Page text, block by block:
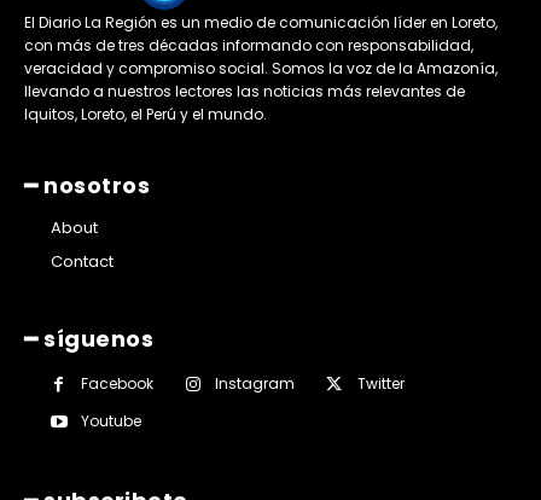
El Diario La Región es un medio de comunicación líder en Loreto,
con más de tres décadas informando con responsabilidad,
veracidad y compromiso social. Somos la voz de la Amazonía,
llevando a nuestros lectores las noticias más relevantes de
Iquitos, Loreto, el Perú y el mundo.
━ nosotros
About
Contact
━ síguenos
Facebook Instagram
Twitter
Youtube